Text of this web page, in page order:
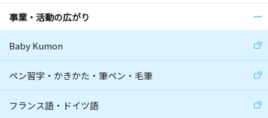
事業・活動の広がり
Baby Kumon
ペン習字・かきかた・筆ペン・毛筆
フランス語・ドイツ語